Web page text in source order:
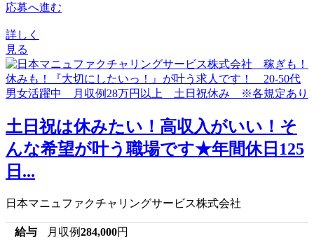
応募へ進む
詳しく
見る
土日祝は休みたい！高収入がいい！そ
んな希望が叶う職場です★年間休日125
日...
日本マニュファクチャリングサービス株式会社
給与 月収例284,000円